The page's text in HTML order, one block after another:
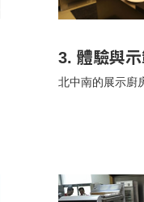
3. 體驗與
北中南的展示廚